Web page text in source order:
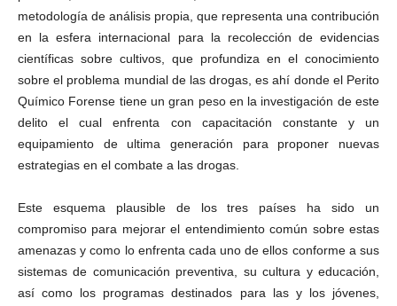
metodología de análisis propia, que representa una contribución
en la esfera internacional para la recolección de evidencias
científicas sobre cultivos, que profundiza en el conocimiento
sobre el problema mundial de las drogas, es ahí donde el Perito
Químico Forense tiene un gran peso en la investigación de este
delito el cual enfrenta con capacitación constante y un
equipamiento de ultima generación para proponer nuevas
estrategias en el combate a las drogas.
Este esquema plausible de los tres países ha sido un
compromiso para mejorar el entendimiento común sobre estas
amenazas y como lo enfrenta cada uno de ellos conforme a sus
sistemas de comunicación preventiva, su cultura y educación,
así como los programas destinados para las y los jóvenes,